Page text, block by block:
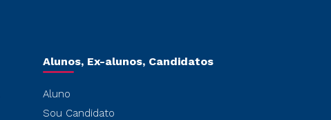
Alunos, Ex-alunos, Candidatos
Aluno
Sou Candidato